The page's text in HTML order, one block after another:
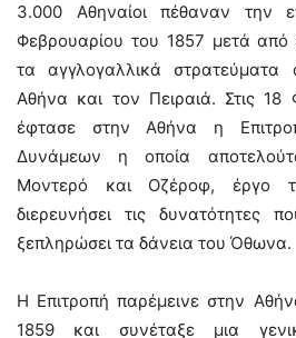
3.000 Αθηναίοι πέθαναν την
Φεβρουαρίου του 1857 μετά από
τα αγγλογαλλικά
Αθήνα και τον Πειραιά. Στις 18
έφτασε στην Αθήνα η
Δυνάμεων η οποία
Μοντερό και Οζέροφ, έργο
διερευνήσει τις δυνατότητες
ξεπληρώσει τα δάνεια του Όθωνα.
Η Επιτροπή παρέμεινε στην
1859 και συνέταξε μια